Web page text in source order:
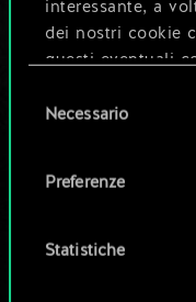
interessante, a
dei nostri cookie
questi eventuali
Tutti i dettagli su
disponibili nel
delNecessario
Preferenze
Statistiche
Esplora i